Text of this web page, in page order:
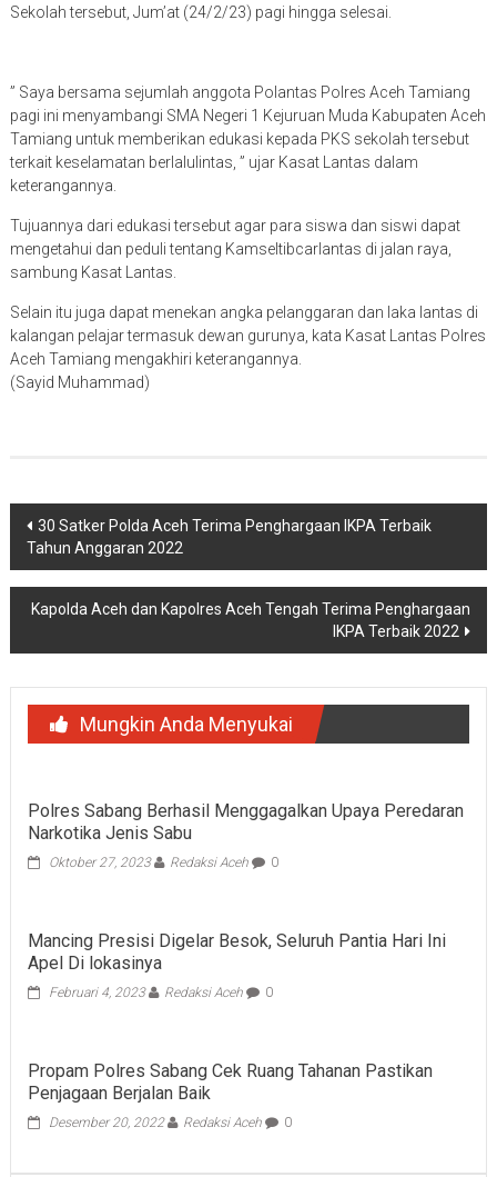
Sekolah tersebut, Jum’at (24/2/23) pagi hingga selesai.
” Saya bersama sejumlah anggota Polantas Polres Aceh Tamiang
pagi ini menyambangi SMA Negeri 1 Kejuruan Muda Kabupaten Aceh
Tamiang untuk memberikan edukasi kepada PKS sekolah tersebut
terkait keselamatan berlalulintas, ” ujar Kasat Lantas dalam
keterangannya.
Tujuannya dari edukasi tersebut agar para siswa dan siswi dapat
mengetahui dan peduli tentang Kamseltibcarlantas di jalan raya,
sambung Kasat Lantas.
Selain itu juga dapat menekan angka pelanggaran dan laka lantas di
kalangan pelajar termasuk dewan gurunya, kata Kasat Lantas Polres
Aceh Tamiang mengakhiri keterangannya.
(Sayid Muhammad)
Navigasi
pos
30 Satker Polda Aceh Terima Penghargaan IKPA Terbaik
Tahun Anggaran 2022
Kapolda Aceh dan Kapolres Aceh Tengah Terima Penghargaan
IKPA Terbaik 2022
Mungkin Anda Menyukai
Polres Sabang Berhasil Menggagalkan Upaya Peredaran
Narkotika Jenis Sabu
Oktober 27, 2023 Redaksi Aceh 0
Mancing Presisi Digelar Besok, Seluruh Pantia Hari Ini
Apel Di lokasinya
Februari 4, 2023 Redaksi Aceh 0
Propam Polres Sabang Cek Ruang Tahanan Pastikan
Penjagaan Berjalan Baik
Desember 20, 2022 Redaksi Aceh 0